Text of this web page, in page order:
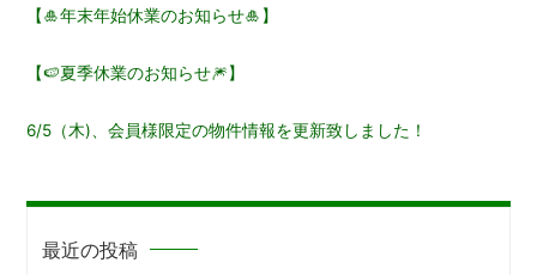
ョ
ン
【🎍年末年始休業のお知らせ🎍】
【🍉夏季休業のお知らせ🎆】
6/5（木)、会員様限定の物件情報を更新致しました！
最近の投稿